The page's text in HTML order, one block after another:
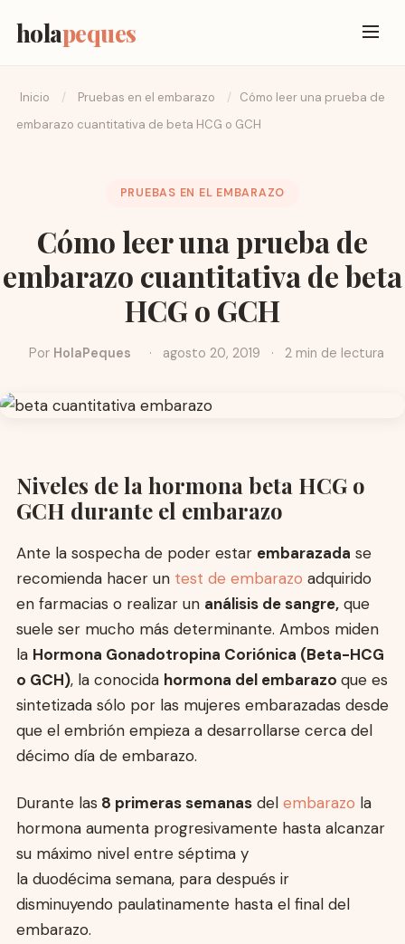
holapeques
Inicio / Pruebas en el embarazo /
Cómo leer una prueba de
embarazo cuantitativa de beta HCG o GCH
PRUEBAS EN EL EMBARAZO
Cómo leer una prueba de
embarazo cuantitativa de beta
HCG o GCH
Por HolaPeques · agosto 20, 2019 · 2 min de lectura
Niveles de la hormona beta HCG o
GCH durante el embarazo
Ante la sospecha de poder estar embarazada se
recomienda hacer un test de embarazo adquirido
en farmacias o realizar un análisis de sangre,que
suele ser mucho más determinante. Ambos miden
la Hormona Gonadotropina Coriónica (Beta-HCG
o GCH), la conocida hormona del embarazo que es
sintetizada sólo por las mujeres embarazadas desde
que el embrión empieza a desarrollarse cerca del
décimo día de embarazo.
Durante las 8 primeras semanasdel embarazo la
hormona aumenta progresivamente hasta alcanzar
su máximo nivel entre séptima y
la duodécima semana, para después ir
disminuyendo paulatinamente hasta el final del
embarazo.